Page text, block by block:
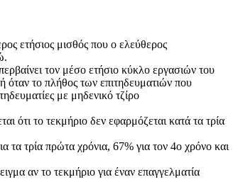
ετήσιος μισθός που ο ελεύθερος
τον μέσο ετήσιο κύκλο εργασιών του
το πλήθος των επιτηδευματιών που
με μηδενικό τζίρο
ότι το τεκμήριο δεν εφαρμόζεται κατά τα τρία
τα τρία πρώτα χρόνια, 67% για τον 4ο χρόνο και
αν το τεκμήριο για έναν επαγγελματία